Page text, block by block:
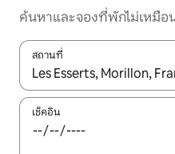
ค้นหาและจองที่พักไม่เหมือ
สถานที่
ใช้ลูกศรขึ้นลง หรือใช้การสัม
เช็คอิน